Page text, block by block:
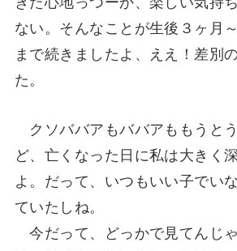
ない。そんなことが生後３ヶ月
まで続きましたよ、ええ！差別
た。
クソババアもババアももうと
ど、亡くなった日に私は大きく
よ。だって、いつもいい子でい
ていたしね。
今だって、どっかで見てんじ